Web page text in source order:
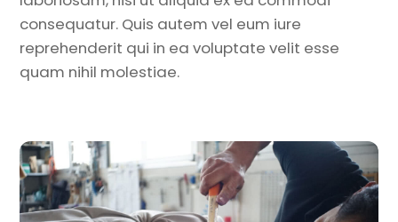
consequatur. Quis autem vel eum iure
reprehenderit qui in ea voluptate velit esse
quam nihil molestiae.